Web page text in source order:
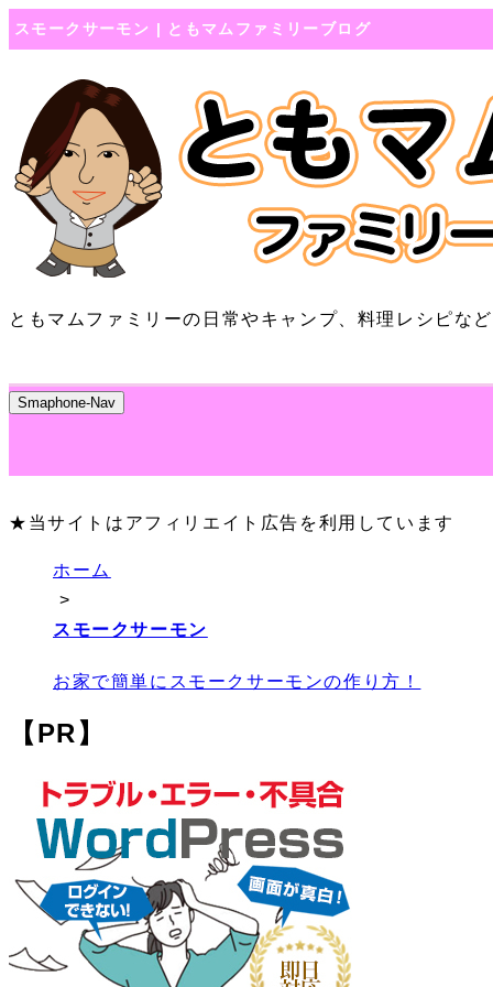
スモークサーモン | ともマムファミリーブログ
ともマムファミリーの日常やキャンプ、料理レシピな
Smaphone-Nav
★当サイトはアフィリエイト広告を利用しています
ホーム
>
スモークサーモン
お家で簡単にスモークサーモンの作り方！
【PR】